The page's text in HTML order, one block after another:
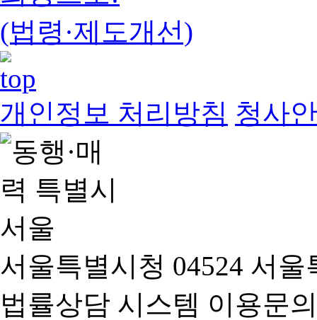
(법령·제도개선)
개인정보 처리방침 청사
서울특별시청 04524 서
법률상담 시스템 이용문